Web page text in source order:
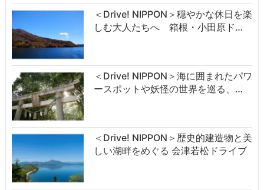
＜Drive! NIPPON＞穏やかな休日を楽
しむ大人たちへ 箱根・小田原ド…
＜Drive! NIPPON＞海に囲まれたパワ
ースポットや妖怪の世界を巡る、…
＜Drive! NIPPON＞歴史的建造物と美
しい湖畔をめぐる 会津若松ドライブ